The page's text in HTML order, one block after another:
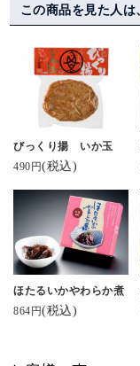
この商品を見た人は
びっくり揚 いか玉
490円(税込)
ほたるいかやわらか煮
864円(税込)